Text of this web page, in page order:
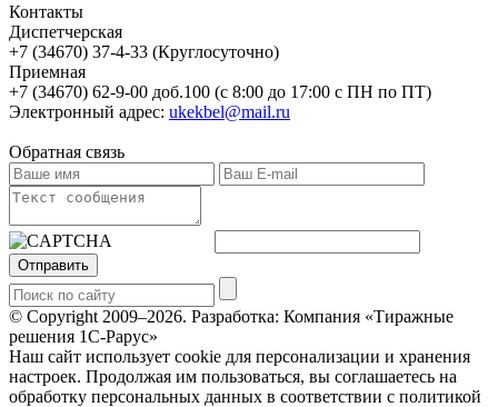
Контакты
Диспетчерская
+7 (34670) 37-4-33 (Круглосуточно)
Приемная
+7 (34670) 62-9-00 доб.100 (с 8:00 до 17:00 с ПН по ПТ)
Электронный адрес: ukekbel@mail.ru
Обратная связь
Отправить
© Copyright 2009–2026. Разработка: Компания «Тиражные
решения 1С-Рарус»
Наш сайт использует cookie для персонализации и хранения
настроек. Продолжая им пользоваться, вы соглашаетесь на
обработку персональных данных в соответствии с политикой